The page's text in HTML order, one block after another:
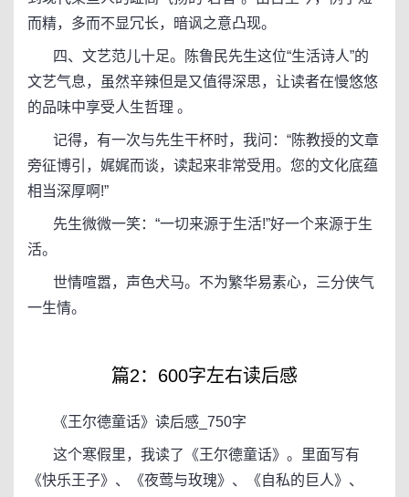
而精，多而不显冗长，暗讽之意凸现。
四、文艺范儿十足。陈鲁民先生这位“生活诗人”的
文艺气息，虽然辛辣但是又值得深思，让读者在慢悠悠
的品味中享受人生哲理 。
记得，有一次与先生干杯时，我问：“陈教授的文章
旁征博引，娓娓而谈，读起来非常受用。您的文化底蕴
相当深厚啊!”
先生微微一笑：“一切来源于生活!”好一个来源于生
活。
世情喧嚣，声色犬马。不为繁华易素心，三分侠气
一生情。
篇2：600字左右读后感
《王尔德童话》读后感_750字
这个寒假里，我读了《王尔德童话》。里面写有
《快乐王子》、《夜莺与玫瑰》、《自私的巨人》、